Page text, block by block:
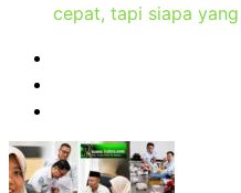
cepat, tapi siapa yang